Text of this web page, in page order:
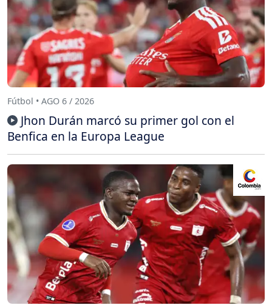
Fútbol • AGO 6 / 2026
Jhon Durán marcó su primer gol con el
Benfica en la Europa League